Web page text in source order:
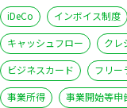
iDeCo インボイス制度
キャッシュフロー
クレ
ビジネスカード
フリー
事業所得
事業開始等申